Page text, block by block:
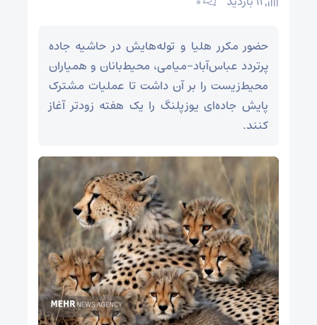
حضور مکرر هلیا و توله‌هایش در حاشیه جاده
پرتردد عباس‌آباد-میامی، محیط‌بانان و همیاران
محیط‌زیست را بر آن داشت تا عملیات مشترک
پایش جاده‌ای یوزپلنگ را یک هفته زودتر آغاز
کنند.